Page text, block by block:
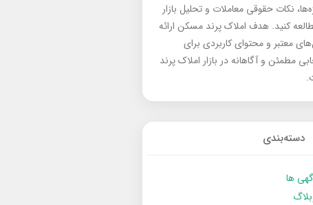
نکات حقوقی معاملات و تحلیل بازار
کنید. هدف املاک پرند مسکن ارائه
معتبر و محتوای کاربردی برای
مطمئن و آگاهانه در بازار املاک پرند
دسته‌بندی
ها